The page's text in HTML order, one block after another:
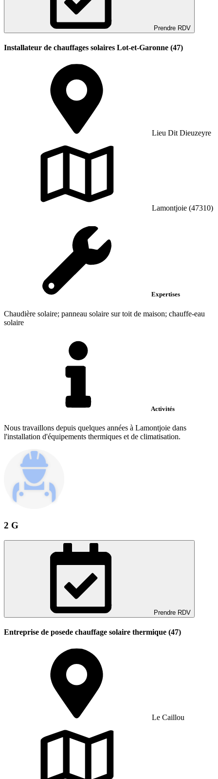
Prendre RDV
Installateur de chauffages solaires Lot-et-Garonne (47)
Lieu Dit Dieuzeyre
Lamontjoie (47310)
Expertises
Chaudière solaire; panneau solaire sur toit de maison; chauffe-eau
solaire
Activités
Nous travaillons depuis quelques années à Lamontjoie dans
l'installation d'équipements thermiques et de climatisation.
2 G
Prendre RDV
Entreprise de posede chauffage solaire thermique (47)
Le Caillou